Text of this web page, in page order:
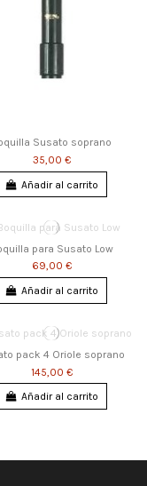
Susato soprano
35,00 €
Añadir al carrito
para Susato Low
69,00 €
Añadir al carrito
pack 4 Oriole soprano
145,00 €
Añadir al carrito